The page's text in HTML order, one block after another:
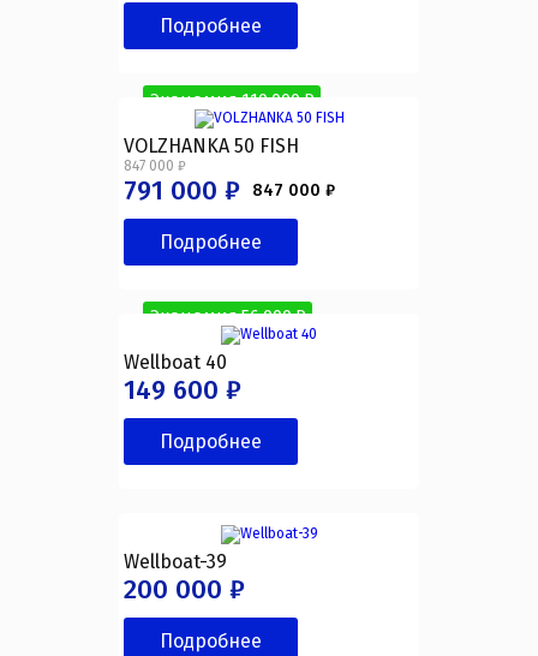
Экономия 110 000 ₽
Подробнее
VOLZHANKA 50 FISH
847 000 ₽
847 000 ₽
791 000 ₽
Экономия 56 000 ₽
Подробнее
Wellboat 40
149 600 ₽
Подробнее
Wellboat-39
200 000 ₽
Подробнее